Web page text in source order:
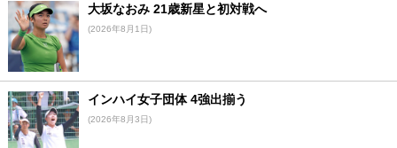
大坂なおみ 21歳新星と初対戦へ
(2026年8月1日)
インハイ女子団体 4強出揃う
(2026年8月3日)